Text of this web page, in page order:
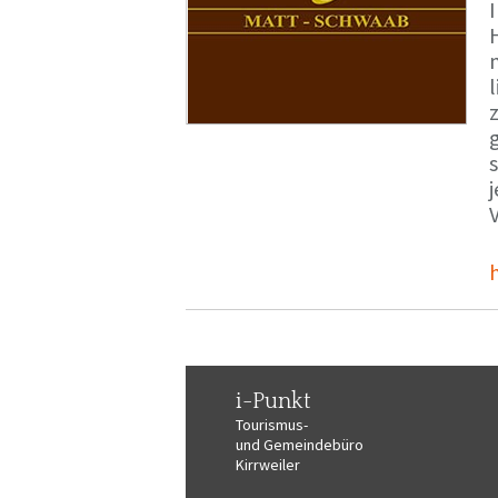
i-Punkt
Tourismus-
und Gemeindebüro
Kirrweiler